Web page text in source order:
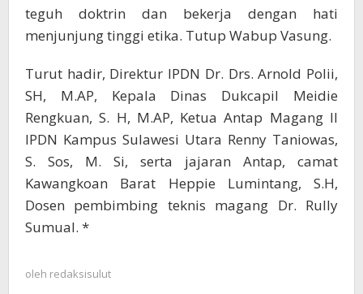
teguh doktrin dan bekerja dengan hati
menjunjung tinggi etika. Tutup Wabup Vasung.
Turut hadir, Direktur IPDN Dr. Drs. Arnold Polii,
SH, M.AP, Kepala Dinas Dukcapil Meidie
Rengkuan, S. H, M.AP, Ketua Antap Magang II
IPDN Kampus Sulawesi Utara Renny Taniowas,
S. Sos, M. Si, serta jajaran Antap, camat
Kawangkoan Barat Heppie Lumintang, S.H,
Dosen pembimbing teknis magang Dr. Rully
Sumual. *
oleh redaksisulut